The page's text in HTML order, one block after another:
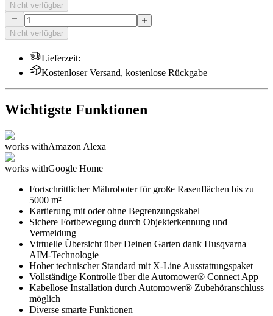
Nicht verfügbar
Nicht verfügbar
Lieferzeit:
Kostenloser Versand, kostenlose Rückgabe
Wichtigste Funktionen
works withAmazon Alexa
works withGoogle Home
Fortschrittlicher Mähroboter für große Rasenflächen bis zu
5000 m²
Kartierung mit oder ohne Begrenzungskabel
Sichere Fortbewegung durch Objekterkennung und
Vermeidung
Virtuelle Übersicht über Deinen Garten dank Husqvarna
AIM-Technologie
Hoher technischer Standard mit X-Line Ausstattungspaket
Vollständige Kontrolle über die Automower® Connect App
Kabellose Installation durch Automower® Zubehöranschluss
möglich
Diverse smarte Funktionen